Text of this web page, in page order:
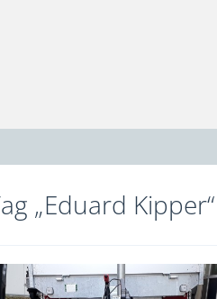
„Eduard Kipper“